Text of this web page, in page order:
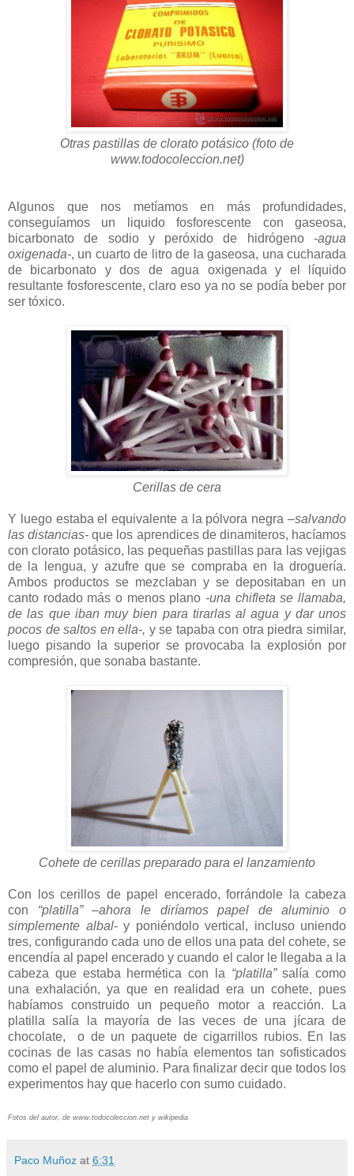
Otras pastillas de clorato potásico (foto de
www.todocoleccion.net)
Algunos que nos metíamos en más profundidades,
conseguíamos un liquido fosforescente con gaseosa,
bicarbonato de sodio y peróxido de hidrógeno -agua
oxigenada-, un cuarto de litro de la gaseosa, una cucharada
de bicarbonato y dos de agua oxigenada y el líquido
resultante fosforescente, claro eso ya no se podía beber por
ser tóxico.
Cerillas de cera
Y luego estaba el equivalente a la pólvora negra –salvando
las distancias- que los aprendices de dinamiteros, hacíamos
con clorato potásico, las pequeñas pastillas para las vejigas
de la lengua, y azufre que se compraba en la droguería.
Ambos productos se mezclaban y se depositaban en un
canto rodado más o menos plano -una chifleta se llamaba,
de las que iban muy bien para tirarlas al agua y dar unos
pocos de saltos en ella-, y se tapaba con otra piedra similar,
luego pisando la superior se provocaba la explosión por
compresión, que sonaba bastante.
Cohete de cerillas preparado para el lanzamiento
Con los cerillos de papel encerado, forrándole la cabeza
con “platilla” –ahora le diríamos papel de aluminio o
simplemente albal- y poniéndolo vertical, incluso uniendo
tres, configurando cada uno de ellos una pata del cohete, se
encendía al papel encerado y cuando el calor le llegaba a la
cabeza que estaba hermética con la “platilla”salía como
una exhalación, ya que en realidad era un cohete, pues
habíamos construido un pequeño motor a reacción. La
platilla salía la mayoría de las veces de una jícara de
chocolate, o de un paquete de cigarrillos rubios. En las
cocinas de las casas no había elementos tan sofisticados
como el papel de aluminio. Para finalizar decir que todos los
experimentos hay que hacerlo con sumo cuidado.
Fotos del autor, de www.todocoleccion.net y wikipedia
Paco Muñoz at 6:31